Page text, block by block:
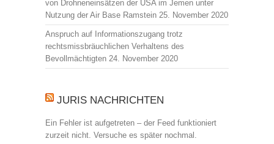
von Drohneneinsätzen der USA im Jemen unter
Nutzung der Air Base Ramstein 25. November 2020
Anspruch auf Informationszugang trotz
rechtsmissbräuchlichen Verhaltens des
Bevollmächtigten 24. November 2020
JURIS NACHRICHTEN
Ein Fehler ist aufgetreten – der Feed funktioniert
zurzeit nicht. Versuche es später nochmal.